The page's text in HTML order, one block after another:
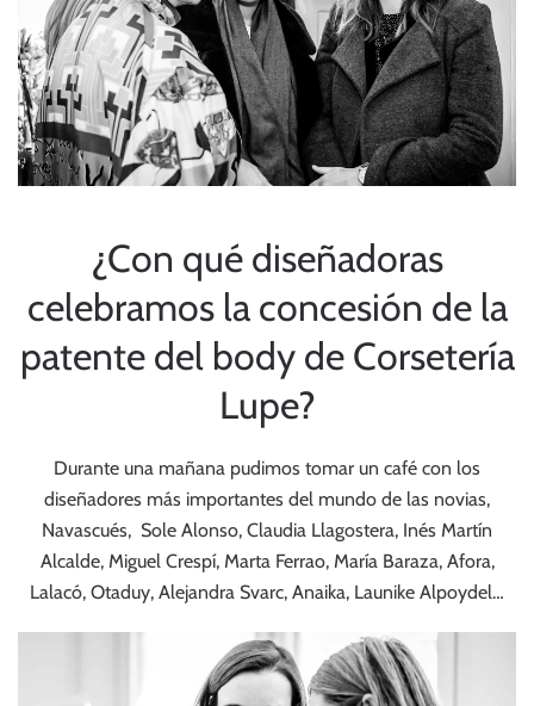
¿Con qué diseñadoras
celebramos la concesión de la
patente del body de Corsetería
Lupe?
Durante una mañana pudimos tomar un café con los
diseñadores más importantes del mundo de las novias,
Navascués, Sole Alonso, Claudia Llagostera, Inés Martín
Alcalde, Miguel Crespí, Marta Ferrao, María Baraza, Afora,
Lalacó, Otaduy, Alejandra Svarc, Anaika, Launike Alpoydel…